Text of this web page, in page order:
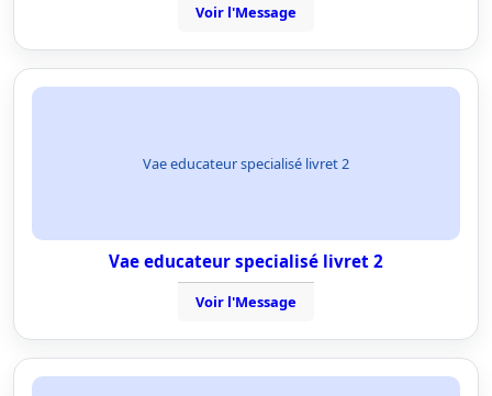
Voir l'Message
Vae educateur specialisé livret 2
Vae educateur specialisé livret 2
Voir l'Message